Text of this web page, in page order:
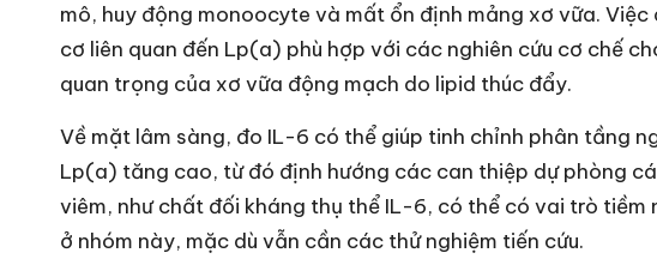
mô, huy động monoocyte và mất ổn định mảng xơ vữa.
cơ liên quan đến Lp(a) phù hợp với các nghiên cứu cơ chế
quan trọng của xơ vữa động mạch do lipid thúc đẩy.
Về mặt lâm sàng, đo IL-6 có thể giúp tinh chỉnh phân tầng
Lp(a) tăng cao, từ đó định hướng các can thiệp dự phòng
viêm, như chất đối kháng thụ thể IL-6, có thể có vai trò
ở nhóm này, mặc dù vẫn cần các thử nghiệm tiến cứu.